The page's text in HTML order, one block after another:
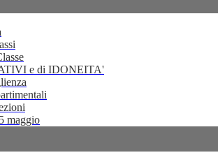
e di IDONEITA'
maggio